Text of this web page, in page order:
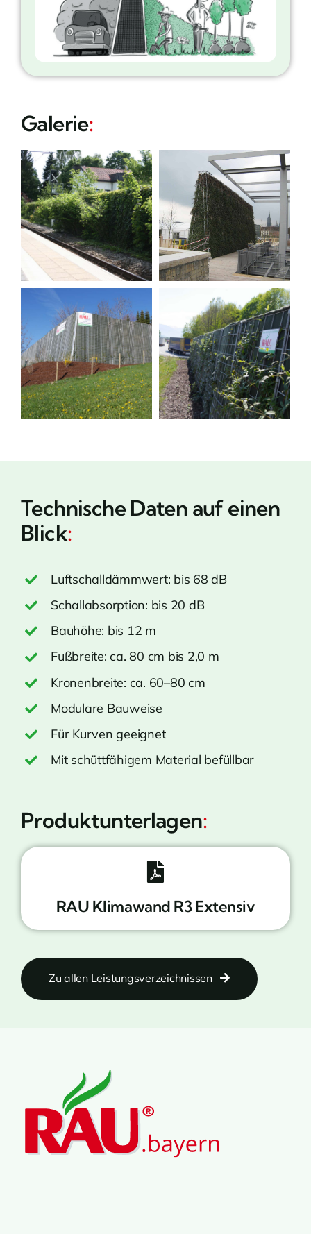
Galerie:
Technische Daten auf einen
Blick:
Luftschalldämmwert: bis 68 dB
Schallabsorption: bis 20 dB
Bauhöhe: bis 12 m
Fußbreite: ca. 80 cm bis 2,0 m
Kronenbreite: ca. 60–80 cm
Modulare Bauweise
Für Kurven geeignet
Mit schüttfähigem Material befüllbar
Produktunterlagen:
RAU Klimawand R3 Extensiv
Zu allen Leistungsverzeichnissen